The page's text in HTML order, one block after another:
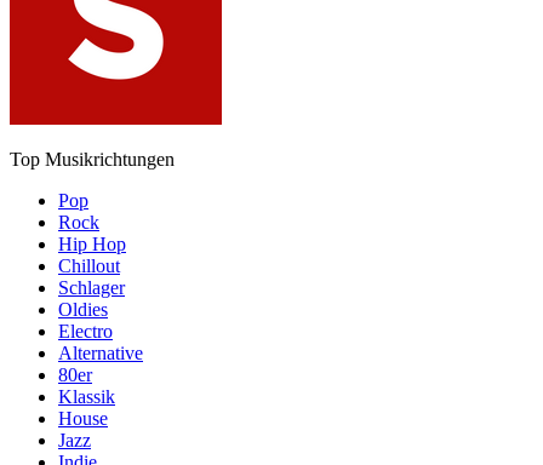
Top Musikrichtungen
Pop
Rock
Hip Hop
Chillout
Schlager
Oldies
Electro
Alternative
80er
Klassik
House
Jazz